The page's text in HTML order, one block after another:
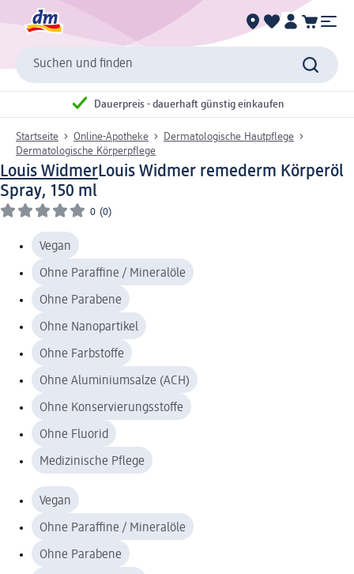
Suchen und finden
Dauerpreis - dauerhaft günstig einkaufen
Startseite Online-Apotheke
Dermatologische Hautpflege
Dermatologische Körperpflege
Louis WidmerLouis Widmer remederm Körperöl
Spray, 150 ml
0 (0)
Vegan
Ohne Paraffine / Mineralöle
Ohne Parabene
Ohne Nanopartikel
Ohne Farbstoffe
Ohne Aluminiumsalze (ACH)
Ohne Konservierungsstoffe
Ohne Fluorid
Medizinische Pflege
Vegan
Ohne Paraffine / Mineralöle
Ohne Parabene